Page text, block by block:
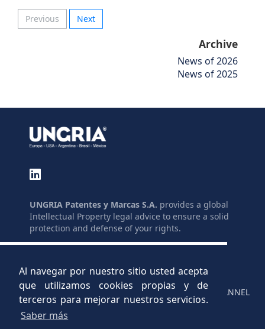
Al navegar por nuestro sitio usted acepta
que utilizamos cookies propias y de
terceros para mejorar nuestros servicios.
Saber más
Previous Next
Archive
News of 2026
News of 2025
UNGRIA Patentes y Marcas S.A. provides a global
Intellectual Property legal advice to ensure a solid
protection and defense of your rights.
SITE MAP
LEGAL
PRIVACY POLICY
SUBSIDIES
C.V.
REPORTING CHANNEL